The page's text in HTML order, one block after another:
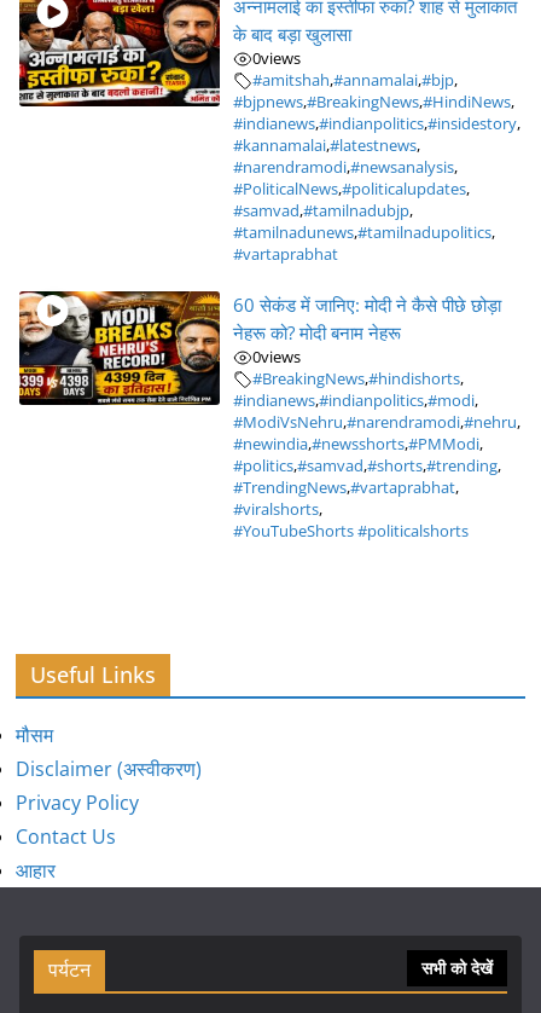
अन्नामलाई का इस्तीफा रुका? शाह से मुलाकात
के बाद बड़ा खुलासा
0views
#amitshah,#annamalai,#bjp,
#bjpnews,#BreakingNews,#HindiNews,
#indianews,#indianpolitics,#insidestory,
#kannamalai,#latestnews,
#narendramodi,#newsanalysis,
#PoliticalNews,#politicalupdates,
#samvad,#tamilnadubjp,
#tamilnadunews,#tamilnadupolitics,
#vartaprabhat
60 सेकंड में जानिए: मोदी ने कैसे पीछे छोड़ा
नेहरू को? मोदी बनाम नेहरू
0views
#BreakingNews,#hindishorts,
#indianews,#indianpolitics,#modi,
#ModiVsNehru,#narendramodi,#nehru,
#newindia,#newsshorts,#PMModi,
#politics,#samvad,#shorts,#trending,
#TrendingNews,#vartaprabhat,
#viralshorts,
#YouTubeShorts #politicalshorts
Useful Links
मौसम
Disclaimer (अस्वीकरण)
Privacy Policy
Contact Us
आहार
पर्यटन सभी को देखें